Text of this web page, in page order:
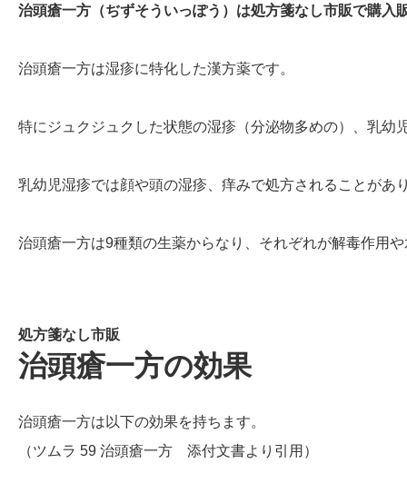
治頭瘡一方 （ぢずそういっぽう）は処方箋なし市販で購入
治頭瘡一方は湿疹に特化した漢方薬です。
特にジュクジュクした状態の湿疹（分泌物多めの）、乳
乳幼児湿疹では顔や頭の湿疹、痒みで処方されることがあ
治頭瘡一方は9種類の生薬からなり、それぞれが解毒作用
処方箋なし市販
治頭瘡一方の効果
治頭瘡一方は以下の効果を持ちます。
（ツムラ 59 治頭瘡一方 添付文書より引用）